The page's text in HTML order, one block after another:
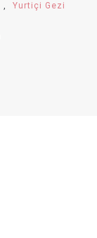
,
Yurtiçi Gezi